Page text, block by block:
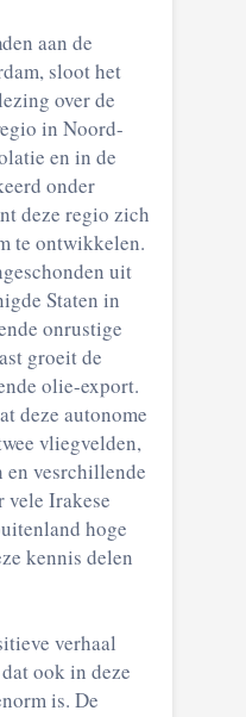
aan de
sloot het
over de
in Noord-
en in de
onder
deze regio zich
te ontwikkelen.
uit
Staten in
onrustige
groeit de
olie-export.
deze autonome
vliegvelden,
en vesrchillende
vele Irakese
hoge
kennis delen
verhaal
ook in deze
is. De